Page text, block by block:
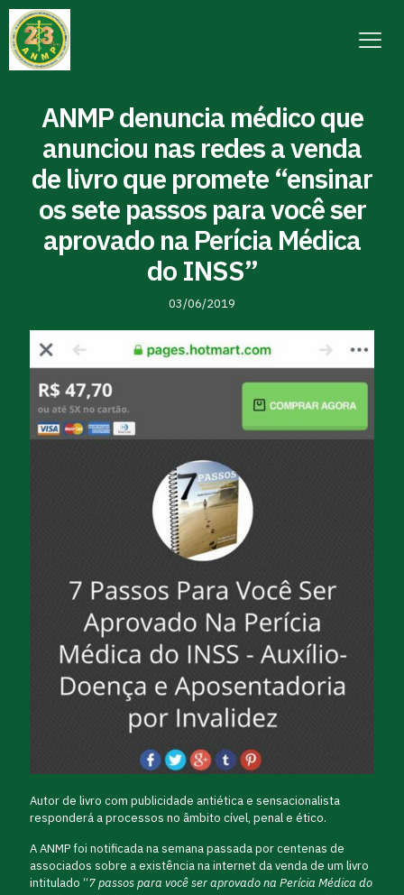
ANMP denuncia médico que
anunciou nas redes a venda
de livro que promete “ensinar
os sete passos para você ser
aprovado na Perícia Médica
do INSS”
03/06/2019
Autor de livro com publicidade antiética e sensacionalista
responderá a processos no âmbito cível, penal e ético.
A ANMP foi notificada na semana passada por centenas de
associados sobre a existência na internet da venda de um livro
intitulado “7 passos para você ser aprovado na Perícia Médica do